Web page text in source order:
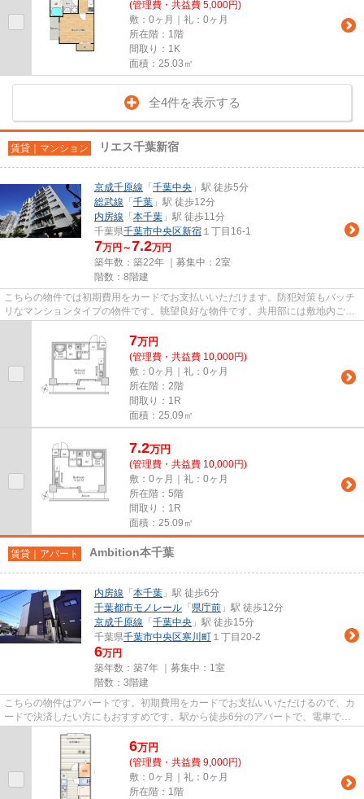
(管理費・共益費 5,000円)
敷：0ヶ月｜礼：0ヶ月
所在階：1階
間取り：1K
面積：25.03㎡
全4件を表示する
賃貸｜マンション リエス千葉新宿
京成千原線 「 千葉中央 」駅 徒歩5分
総武線 「 千葉 」駅 徒歩12分
内房線 「 本千葉 」駅 徒歩11分
千葉県千葉市中央区新宿 １丁目16-1
7万円～7.2万円
築年数：築22年 ｜募集中： 2室
階数：8階建
こちらの物件では初期費用をカードでお支払いいただけます。防犯対策もバッチ
リなマンションタイプの物件です。眺望良好な物件です。共用部には敷地内ごみ
7万円
(管理費・共益費 10,000円)
敷：0ヶ月｜礼：0ヶ月
所在階：2階
間取り：1R
面積：25.09㎡
7.2万円
(管理費・共益費 10,000円)
敷：0ヶ月｜礼：0ヶ月
所在階：5階
間取り：1R
面積：25.09㎡
賃貸｜アパート Ambition本千葉
内房線 「 本千葉 」駅 徒歩6分
千葉都市モノレール 「 県庁前 」駅 徒歩12分
京成千原線 「 千葉中央 」駅 徒歩15分
千葉県千葉市中央区寒川町 １丁目20-2
6万円
築年数：築7年 ｜募集中： 1室
階数：3階建
こちらの物件はアパートです。初期費用をカードでお支払いいただけるので、カ
ードで決済したい方にもおすすめです。駅から徒歩6分のアパートで、電車での
通勤にも便利な立地です。こだ...
6万円
(管理費・共益費 9,000円)
敷：0ヶ月｜礼：0ヶ月
所在階：1階